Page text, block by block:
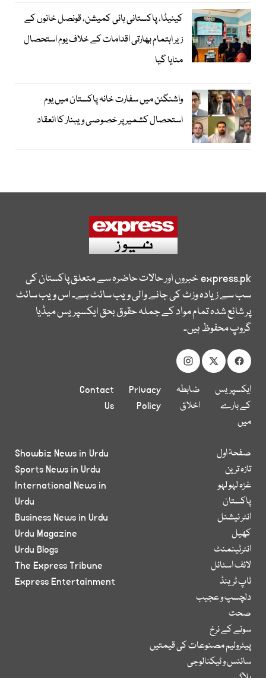
کینیڈا، پاکستانی ہائی کمیشن، قونصل خانوں کے
زیر اہتمام بھارتی اقدامات کے خلاف یوم استحصال
منایا گیا
واشنگٹن میں سفارت خانہ پاکستان میں یوم
استحصال کشمیر پر خصوصی ویبنار کا انعقاد
express.pkخبروں اور حالات حاضرہ سے متعلق پاکستان کی
سب سے زیادہ وزٹ کی جانے والی ویب سائٹ ہے۔ اس ویب سائٹ
پر شائع شدہ تمام مواد کے جملہ حقوق بحق ایکسپریس میڈیا
گروپ محفوظ ہیں۔
ایکسپریس
کے بارے
میں
ضابطہ
اخلاق
Privacy
Policy
Contact
Us
صفحۂ اول
تازہ ترین
غزہ لہو لہو
پاکستان
انٹر نیشنل
کھیل
انٹرٹینمنٹ
لائف اسٹائل
ٹاپ ٹرینڈ
دلچسپ و عجیب
صحت
سونے کے نرخ
پیٹرولیم مصنوعات کی قیمتیں
سائنس و ٹیکنالوجی
Showbiz News in Urdu
Sports News in Urdu
International News in
Urdu
Business News in Urdu
Urdu Magazine
Urdu Blogs
The Express Tribune
Express Entertainment